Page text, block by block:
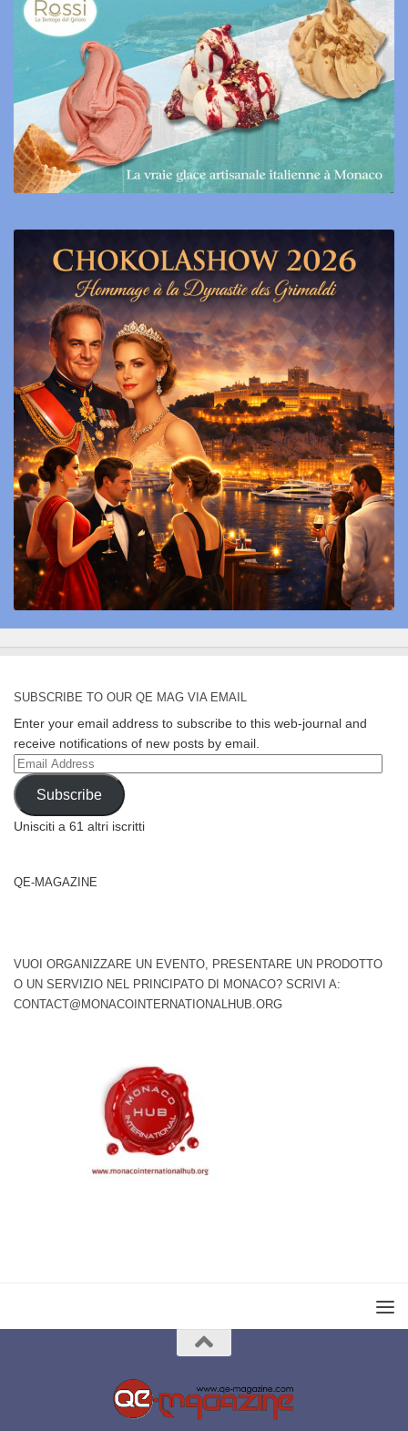
SUBSCRIBE TO OUR QE MAG VIA EMAIL
Enter your email address to subscribe to this web-journal and
receive notifications of new posts by email.
Email
Address
Subscribe
Unisciti a 61 altri iscritti
QE-MAGAZINE
VUOI ORGANIZZARE UN EVENTO, PRESENTARE UN PRODOTTO
O UN SERVIZIO NEL PRINCIPATO DI MONACO? SCRIVI A:
CONTACT@MONACOINTERNATIONALHUB.ORG